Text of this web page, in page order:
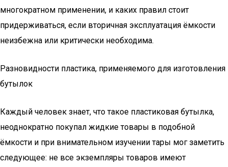
многократном применении, и каких правил стоит
придерживаться, если вторичная эксплуатация ёмкости
неизбежна или критически необходима.
Разновидности пластика, применяемого для изготовления
бутылок
Каждый человек знает, что такое пластиковая бутылка,
неоднократно покупал жидкие товары в подобной
ёмкости и при внимательном изучении тары мог заметить
следующее: не все экземпляры товаров имеют